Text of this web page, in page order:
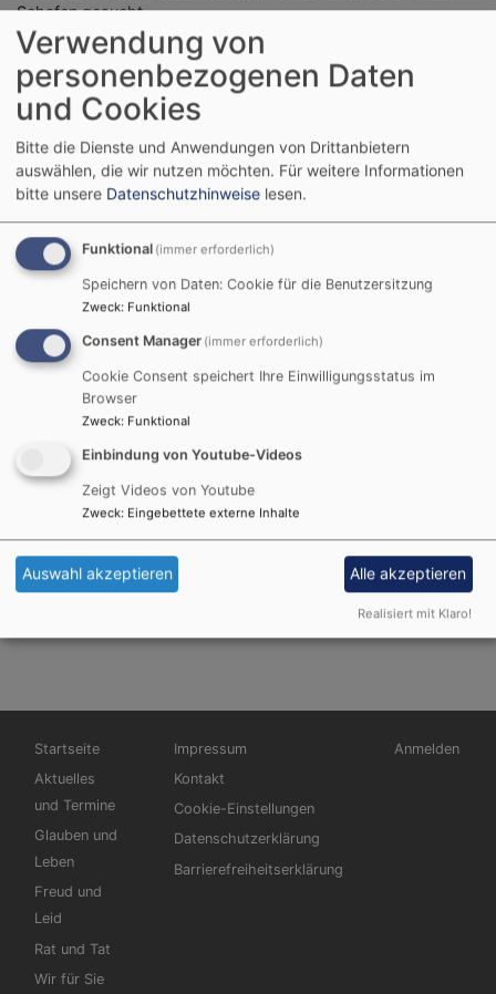
Schafen gesucht
Guter "Hirte" (m/w/d)
für eine Herde von
1.500 Schafen
gesucht
erste Kontaktaufnahme:
Bitte schauen Sie ins
Amtsblatt, wir haben
auch andere schöne
Stellen für Sie!
Hauptnavigation
Startseite
Aktuelles
und Termine
Glauben und
Leben
Freud und
Leid
Rat und Tat
Wir für Sie
Fußbereichsmenü
Impressum
Kontakt
Cookie-Einstellungen
Datenschutzerklärung
Barrierefreiheitserklärung
Anmelden
Verwendung von
personenbezogenen Daten
und Cookies
Bitte die Dienste und Anwendungen von Drittanbietern
auswählen, die wir nutzen möchten. Für weitere Informationen
bitte unsere Datenschutzhinweise lesen.
Funktional (immer erforderlich)
Speichern von Daten: Cookie für die Benutzersitzung
Zweck: Funktional
Consent Manager (immer erforderlich)
Cookie Consent speichert Ihre Einwilligungsstatus im
Browser
Zweck: Funktional
Einbindung von Youtube-Videos
Zeigt Videos von Youtube
Zweck: Eingebettete externe Inhalte
Auswahl akzeptieren Alle akzeptieren
Realisiert mit Klaro!